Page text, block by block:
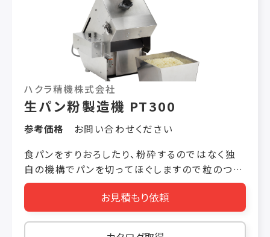
ハクラ精機株式会社
生パン粉製造機 PT300
参考価格
お問い合わせください
食パンをすりおろしたり、粉砕するのではなく独
自の機構でパンを切ってほぐしますので粒のつぶ
れない生パン粉がどなたにも手軽にできる一台
です。 アミ目の異なるアミの交換で粒の大きさ
が３種類から選べます。 フタが開いていると動作
しないインターロック方式。 左手用押しボタン
お見積もり依頼